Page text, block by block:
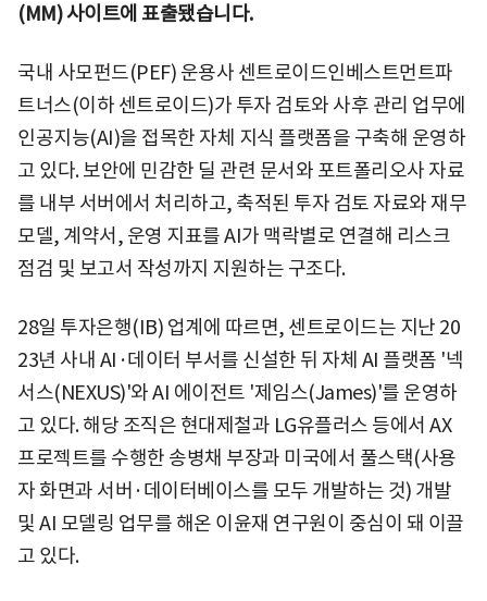
(MM) 사이트에 표출됐습니다.
국내 사모펀드(PEF) 운용사 센트로이드인베스트먼트파
트너스(이하 센트로이드)가 투자 검토와 사후 관리 업무에
인공지능(AI)을 접목한 자체 지식 플랫폼을 구축해 운영하
고 있다. 보안에 민감한 딜 관련 문서와 포트폴리오사 자료
를 내부 서버에서 처리하고, 축적된 투자 검토 자료와 재무
모델, 계약서, 운영 지표를 AI가 맥락별로 연결해 리스크
점검 및 보고서 작성까지 지원하는 구조다.
28일 투자은행(IB) 업계에 따르면, 센트로이드는 지난 20
23년 사내 AI·데이터 부서를 신설한 뒤 자체 AI 플랫폼 '넥
서스(NEXUS)'와 AI 에이전트 '제임스(James)'를 운영하
고 있다. 해당 조직은 현대제철과 LG유플러스 등에서 AX
프로젝트를 수행한 송병채 부장과 미국에서 풀스택(사용
자 화면과 서버·데이터베이스를 모두 개발하는 것) 개발
및 AI 모델링 업무를 해온 이윤재 연구원이 중심이 돼 이끌
고 있다.